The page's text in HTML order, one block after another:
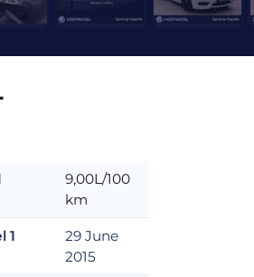
9,00L/100
km
1
29 June
2015